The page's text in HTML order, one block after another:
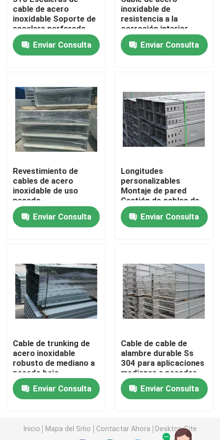
Productos
Chapa de acero inoxidable
tubo metálico de acero inoxidable
Bobina inoxidable de la hoja de acero
Rodas de acero inoxidable
Plata de chapa de acero inoxidable
Rod Bar de acero inoxidable
Hoja de acero inoxidable 304
Tubería de acero inoxidable 316
El cable de chapa de cobre
Envases de cable de acero inoxidable
cable de acero
inoxidable Soporte de
escalera perforada
con cubierta Frp
Precio del fabricante
Enviar Consulta
inoxidable de
resistencia a la
corrosión interior
exterior
Enviar Consulta
Revestimiento de
cables de acero
inoxidable de uso
pesado
Enviar Consulta
Longitudes
personalizables
Montaje de pared
Gestión de cables de
acero inoxidable
Enviar Consulta
Cable de trunking de
acero inoxidable
robusto de mediano a
pesado bajo
mantenimiento
instalación
suspendida
Enviar Consulta
Cable de cable de
alambre durable Ss
304 para aplicaciones
medianas a pesadas
Enviar Consulta
Inicio Mapa del Sitio Contactar Ahora Desktop Site